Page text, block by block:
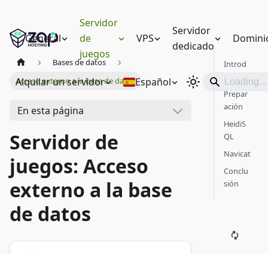
General
Servidor
de
juegos
VPS
Servidor
dedicado
Alquilar un servidor Español
Bases de datos
Acceso externo a la base de datos
En esta página
Servidor de
juegos: Acceso
externo a la base
de datos
Introd
ucción
Prepar
ación
HeidiS
QL
Navicat
Conclu
sión